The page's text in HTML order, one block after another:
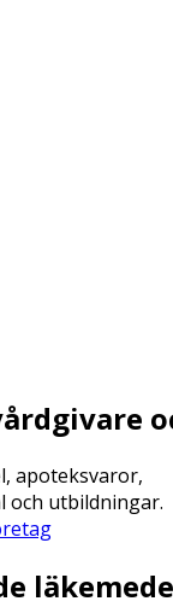
apoteksvaror,
utbildningar.